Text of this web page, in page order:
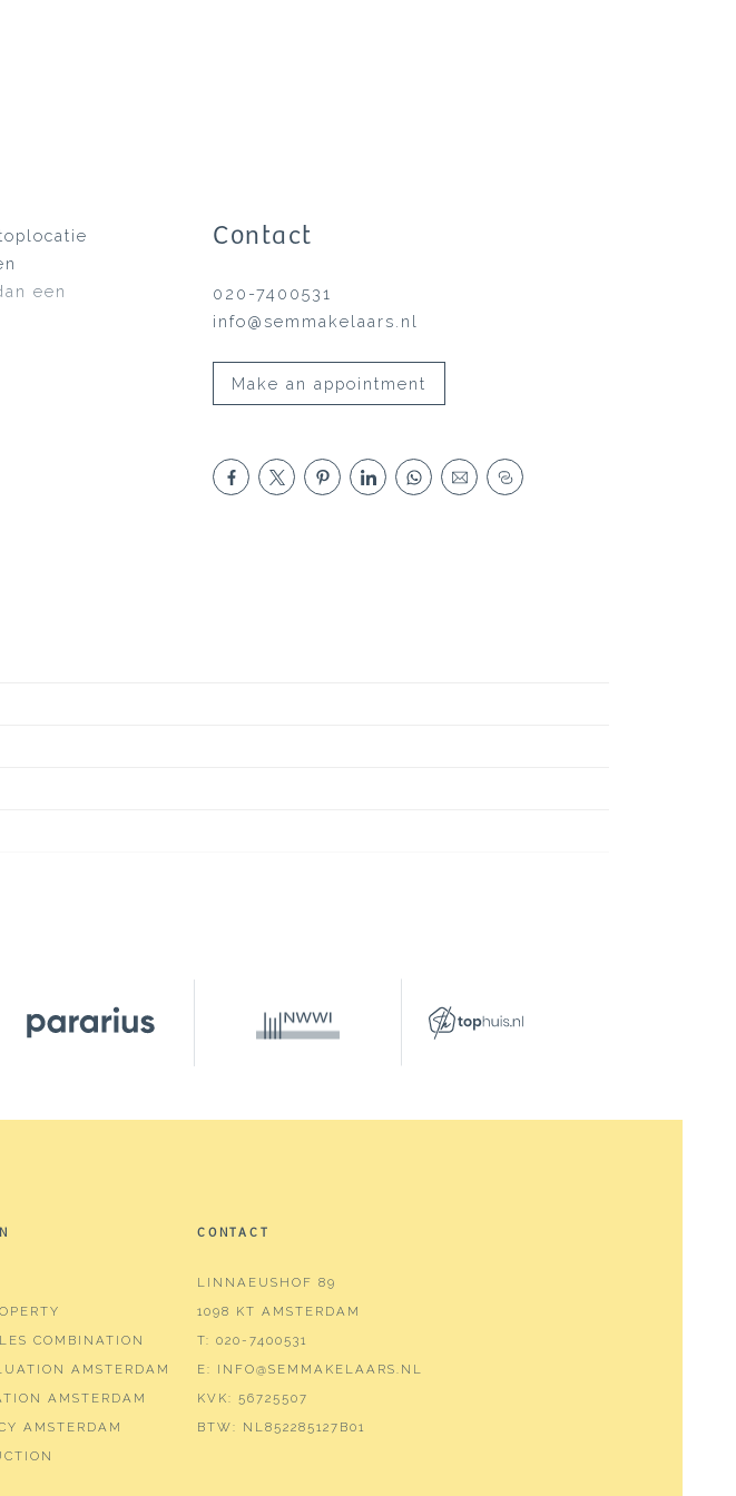
een
Contact
020-7400531
info@semmakelaars.nl
Make an appointment
tv cable
COMBINATION
AMSTERDAM
AMSTERDAM
AMSTERDAM
CONTACT
LINNAEUSHOF 89
1098 KT AMSTERDAM
T: 020-7400531
E: INFO@SEMMAKELAARS.NL
KVK: 56725507
BTW: NL852285127B01